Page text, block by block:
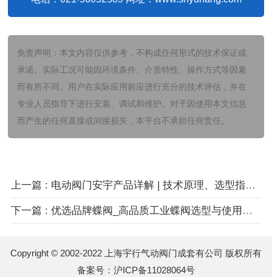
免责声明：本文内容仅供参考，不构成任何形式的技术保证或
承诺。实际工况可能因环境条件、介质特性、操作方式等因素
而有所不同。用户在实际应用前应进行充分的技术评估，并在
专业人员指导下进行安装、调试和维护。对于因使用本文信息
而产生的任何直接或间接损失，本平台不承担任何责任。
上一篇 : 电动阀门安宇产品详解 | 技术原理、选型指南与应用方案
下一篇 : 优选品牌蝶阀_高品质工业蝶阀选型与使用指南
Copyright © 2002-2022 上海宇行气动阀门成套有公司 版权所有
备案号： 沪ICP备11028064号